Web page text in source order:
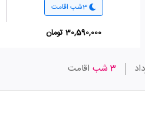
3شب اقامت
30,590,000 تومان
3 شب اقامت